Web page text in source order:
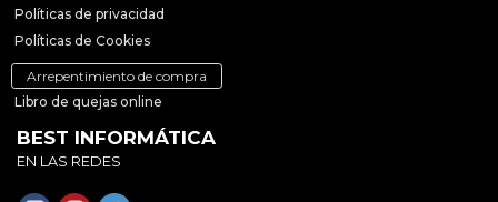
Políticas de privacidad
Políticas de Cookies
Arrepentimiento de compra
Libro de quejas online
BEST INFORMÁTICA
EN LAS REDES